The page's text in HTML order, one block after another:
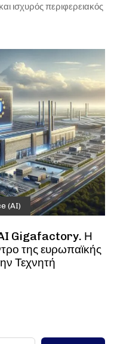
ισχυρός περιφερειακός
(AI)
AI Gigafactory. Η
της ευρωπαϊκής
Τεχνητή